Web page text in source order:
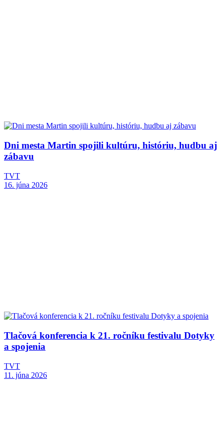
Dni mesta Martin spojili kultúru, históriu, hudbu aj
zábavu
TVT
16. júna 2026
Tlačová konferencia k 21. ročníku festivalu Dotyky
a spojenia
TVT
11. júna 2026